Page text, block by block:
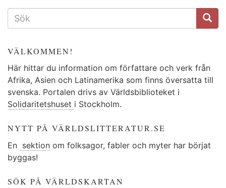
SÖKFORMULÄR
VÄLKOMMEN!
Här hittar du information om författare och verk från
Afrika, Asien och Latinamerika som finns översatta till
svenska. Portalen drivs av Världsbiblioteket i
Solidaritetshuset i Stockholm.
NYTT PÅ VÄRLDSLITTERATUR.SE
En sektion om folksagor, fabler och myter har börjat
byggas!
SÖK PÅ VÄRLDSKARTAN